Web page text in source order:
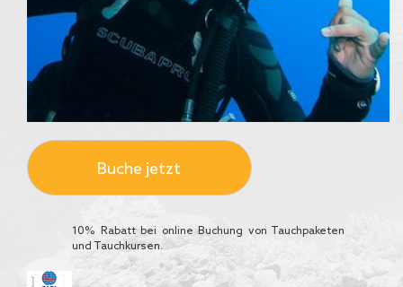
Buche jetzt
10% Rabatt bei online Buchung von Tauchpaketen
und Tauchkursen.